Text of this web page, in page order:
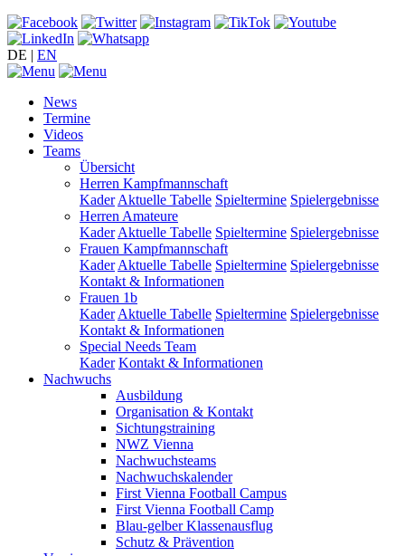
DE | EN
News
Termine
Videos
Teams
Übersicht
Herren Kampfmannschaft
Kader Aktuelle Tabelle Spieltermine Spielergebnisse
Herren Amateure
Kader Aktuelle Tabelle Spieltermine Spielergebnisse
Frauen Kampfmannschaft
Kader Aktuelle Tabelle Spieltermine Spielergebnisse
Kontakt & Informationen
Frauen 1b
Kader Aktuelle Tabelle Spieltermine Spielergebnisse
Kontakt & Informationen
Special Needs Team
Kader Kontakt & Informationen
Nachwuchs
Ausbildung
Organisation & Kontakt
Sichtungstraining
NWZ Vienna
Nachwuchsteams
Nachwuchskalender
First Vienna Football Campus
First Vienna Football Camp
Blau-gelber Klassenausflug
Schutz & Prävention